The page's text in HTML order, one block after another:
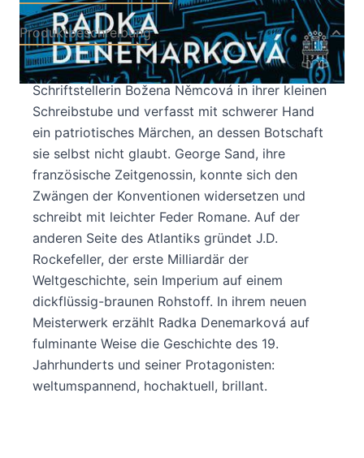
Produktbeschreibung
Mitte des 19. Jahrhunderts sitzt die
Schriftstellerin Božena Němcová in ihrer kleinen
Schreibstube und verfasst mit schwerer Hand
ein patriotisches Märchen, an dessen Botschaft
sie selbst nicht glaubt. George Sand, ihre
französische Zeitgenossin, konnte sich den
Zwängen der Konventionen widersetzen und
schreibt mit leichter Feder Romane. Auf der
anderen Seite des Atlantiks gründet J.D.
Rockefeller, der erste Milliardär der
Weltgeschichte, sein Imperium auf einem
dickflüssig-braunen Rohstoff. In ihrem neuen
Meisterwerk erzählt Radka Denemarková auf
fulminante Weise die Geschichte des 19.
Jahrhunderts und seiner Protagonisten:
weltumspannend, hochaktuell, brillant.